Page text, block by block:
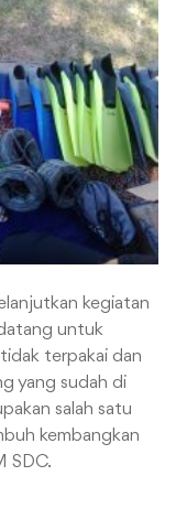
kegiatan
untuk
terpakai dan
yang sudah di
salah satu
kembangkan
SDC.